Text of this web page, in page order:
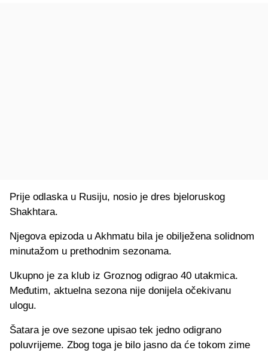
Prije odlaska u Rusiju, nosio je dres bjeloruskog
Shakhtara.
Njegova epizoda u Akhmatu bila je obilježena solidnom
minutažom u prethodnim sezonama.
Ukupno je za klub iz Groznog odigrao 40 utakmica.
Međutim, aktuelna sezona nije donijela očekivanu
ulogu.
Šatara je ove sezone upisao tek jedno odigrano
poluvrijeme. Zbog toga je bilo jasno da će tokom zime